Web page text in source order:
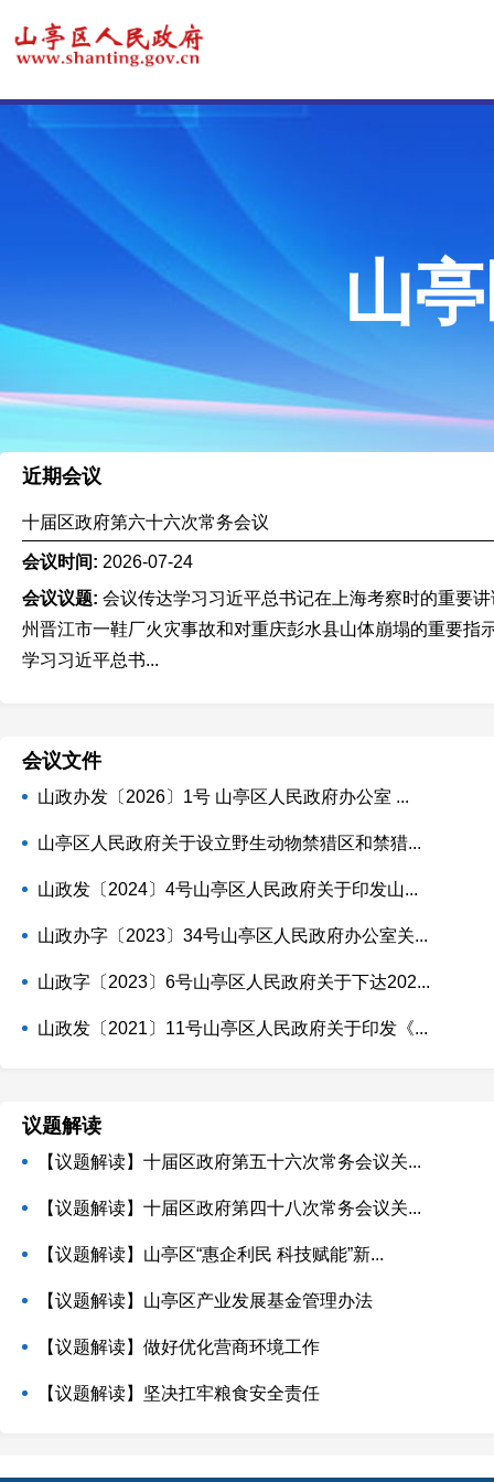
山
近期会议
十届区政府第六十六次常务会议
会议时间: 2026-07-24
会议议题: 会议传达学习习近平总书记在上海考察时的重要
州晋江市一鞋厂火灾事故和对重庆彭水县山体崩塌的重要指
学习习近平总书...
会议文件
山政办发〔2026〕1号 山亭区人民政府办公室 ...
山亭区人民政府关于设立野生动物禁猎区和禁猎...
山政发〔2024〕4号山亭区人民政府关于印发山...
山政办字〔2023〕34号山亭区人民政府办公室关...
山政字〔2023〕6号山亭区人民政府关于下达202...
山政发〔2021〕11号山亭区人民政府关于印发《...
议题解读
【议题解读】十届区政府第五十六次常务会议关...
【议题解读】十届区政府第四十八次常务会议关...
【议题解读】山亭区“惠企利民 科技赋能”新...
【议题解读】山亭区产业发展基金管理办法
【议题解读】做好优化营商环境工作
【议题解读】坚决扛牢粮食安全责任